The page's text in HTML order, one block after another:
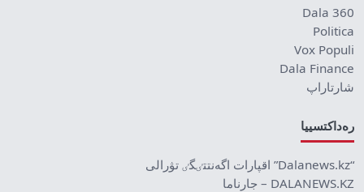
Dala 360
Politica
Vox Populi
Dala Finance
شارتاراپ
رەداكتسييا
“Dalanews.kz” اقپارات اگەنتتٸگٸ تۋرالى
DALANEWS.KZ – جارناما